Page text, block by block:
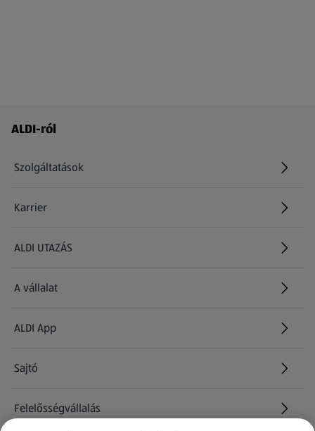
Láblécmenü - további linkek
ALDI-ról
Szolgáltatások
Karrier
(új oldalon nyílik meg)
ALDI UTAZÁS
(új oldalon nyílik meg)
A vállalat
ALDI App
Sajtó
Felelősségvállalás